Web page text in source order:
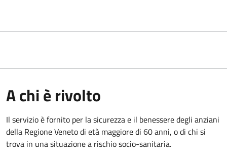
A chi è rivolto
Il servizio è fornito per la sicurezza e il benessere degli anziani
della Regione Veneto di età maggiore di 60 anni, o di chi si
trova in una situazione a rischio socio-sanitaria.